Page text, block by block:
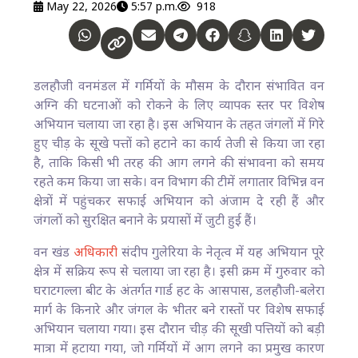
May 22, 2026 5:57 p.m. 918
डलहौजी वनमंडल में गर्मियों के मौसम के दौरान संभावित वन
अग्नि की घटनाओं को रोकने के लिए व्यापक स्तर पर विशेष
अभियान चलाया जा रहा है। इस अभियान के तहत जंगलों में गिरे
हुए चीड़ के सूखे पत्तों को हटाने का कार्य तेजी से किया जा रहा
है, ताकि किसी भी तरह की आग लगने की संभावना को समय
रहते कम किया जा सके। वन विभाग की टीमें लगातार विभिन्न वन
क्षेत्रों में पहुंचकर सफाई अभियान को अंजाम दे रही हैं और
जंगलों को सुरक्षित बनाने के प्रयासों में जुटी हुई हैं।
वन खंड अधिकारी संदीप गुलेरिया के नेतृत्व में यह अभियान पूरे
क्षेत्र में सक्रिय रूप से चलाया जा रहा है। इसी क्रम में गुरुवार को
घराटगल्ला बीट के अंतर्गत गार्ड हट के आसपास, डलहौजी-बलेरा
मार्ग के किनारे और जंगल के भीतर बने रास्तों पर विशेष सफाई
अभियान चलाया गया। इस दौरान चीड़ की सूखी पत्तियों को बड़ी
मात्रा में हटाया गया, जो गर्मियों में आग लगने का प्रमुख कारण